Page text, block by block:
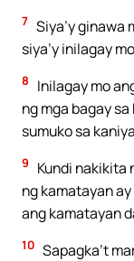
7 Siya’y ginawa
siya’y inilagay
8
Inilagay mo
ng mga bagay
sumuko sa
9
Kundi nakikita
ng kamatayan
ang kamatayan
10 Sapagka’t